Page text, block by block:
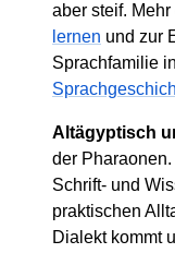
aber steif.
lernen und zur
Sprachfamilie
Altägyptisch
der
Schrift- und
praktischen
Dialekt kommt